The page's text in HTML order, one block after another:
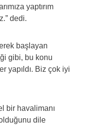
yaptırım
dedi.
başlayan
gibi, bu konu
yapıldı. Biz çok iyi
bir havalimanı
dile